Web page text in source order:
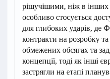
рішучішими, ніж в
особливо стосується
для глибоких ударів, де
контракти на розробку
обмежених обсягах та
концепції, тоді як інші
застрягли на етапі